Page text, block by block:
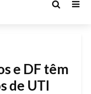
e DF têm
de UTI